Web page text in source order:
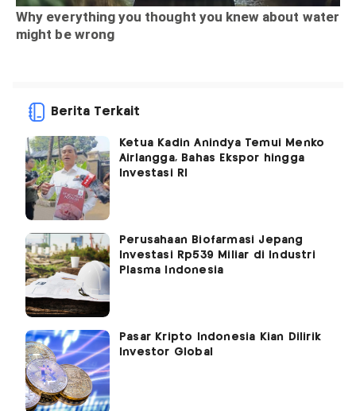
Berita Terkait
Ketua Kadin Anindya Temui Menko
Airlangga, Bahas Ekspor hingga
Investasi RI
Perusahaan Biofarmasi Jepang
Investasi Rp539 Miliar di Industri
Plasma Indonesia
Pasar Kripto Indonesia Kian Dilirik
Investor Global